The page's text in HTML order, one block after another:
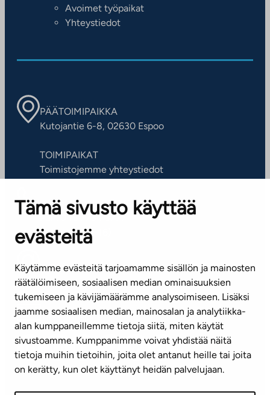
Tämä sivusto käyttää
evästeitä
Käytämme evästeitä tarjoamamme sisällön ja mainosten
räätälöimiseen, sosiaalisen median ominaisuuksien
tukemiseen ja kävijämäärämme analysoimiseen. Lisäksi
jaamme sosiaalisen median, mainosalan ja analytiikka-
alan kumppaneillemme tietoja siitä, miten käytät
sivustoamme. Kumppanimme voivat yhdistää näitä
tietoja muihin tietoihin, joita olet antanut heille tai joita
on kerätty, kun olet käyttänyt heidän palvelujaan.
Avoimet työpaikat
Yhteystiedot
PÄÄTOIMIPAIKKA
Kutojantie 6-8, 02630 Espoo
TOIMIPAIKAT
Toimistojemme yhteystiedot
ASIAKASPALVELUKESKUS
Puh. 045 7734 3777
(arkisin klo 8-16)
info@ta.fi
Tilaa uutiskirje
Mediapankki